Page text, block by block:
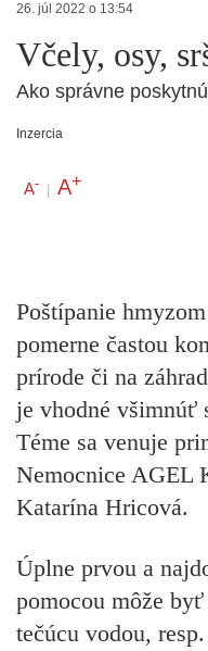
26. júl 2022 o 13:54
Včely, osy,
Ako správne
Inzercia
A- | A+
Poštípanie
pomerne častou
prírode či na
je vhodné všimnúť
Téme sa venuje
Nemocnice AGEL
Katarína Hricová.
Úplne prvou a
pomocou môže
tečúcu vodou,